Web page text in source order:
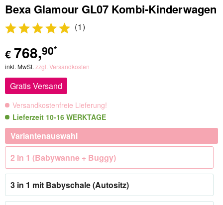
Bexa Glamour GL07 Kombi-Kinderwagen
(1)
€ 768,90*
inkl. MwSt. zzgl. Versandkosten
Gratis Versand
Versandkostenfreie Lieferung!
Lieferzeit 10-16 WERKTAGE
Variantenauswahl
2 in 1 (Babywanne + Buggy)
3 in 1 mit Babyschale (Autositz)